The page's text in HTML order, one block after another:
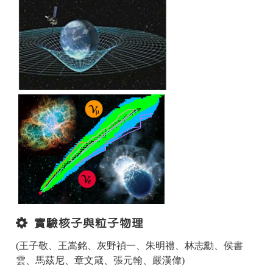
實驗核子與粒子物理
(王子敬、王嵩銘、灰野禎一、朱明禮、林志勳、侯書
雲、馬茲尼、章文箴、張元翰、嚴漢偉)